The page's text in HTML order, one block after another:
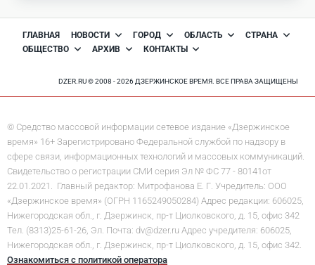
ГЛАВНАЯ НОВОСТИ ГОРОД ОБЛАСТЬ
СТРАНА
ОБЩЕСТВО
АРХИВ КОНТАКТЫ
DZER.RU © 2008 - 2026 ДЗЕРЖИНСКОЕ ВРЕМЯ. ВСЕ ПРАВА ЗАЩИЩЕНЫ
© Средство массовой информации сетевое издание «Дзержинское
время» 16+ Зарегистрировано Федеральной службой по надзору в
сфере связи, информационных технологий и массовых коммуникаций.
Свидетельство о регистрации СМИ серия Эл № ФС 77 - 80141от
22.01.2021. Главный редактор: Митрофанова Е. Г. Учредитель: ООО
«Дзержинское время» (ОГРН 1165249050284) Адрес редакции: 606025,
Нижегородская обл., г. Дзержинск, пр-т Циолковского, д. 15, офис 342
Тел. (8313)25-61-26, Эл. Почта: dv@dzer.ru Адрес учредителя: 606025,
Нижегородская обл., г. Дзержинск, пр-т Циолковского, д. 15, офис 342.
Ознакомиться с политикой оператора